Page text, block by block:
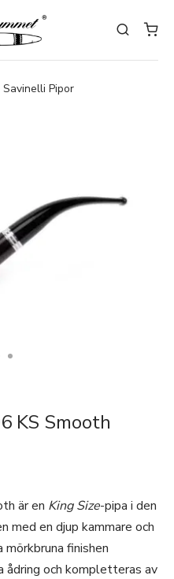
Savinelli Pipor
KS Smooth
är en King Size-pipa i den
med en djup kammare och
mörkbruna finishen
ådring och kompletteras av